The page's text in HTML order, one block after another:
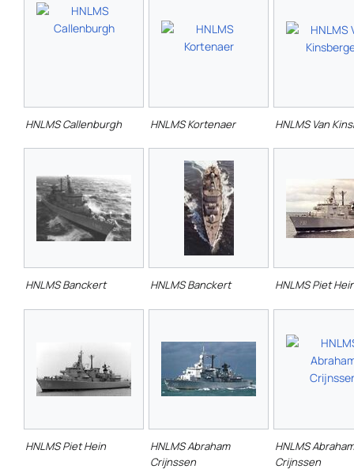
HNLMS Callenburgh HNLMS Kortenaer HNLMS Van
HNLMS Banckert HNLMS Banckert HNLMS Piet
HNLMS Piet Hein
HNLMS Abraham
Crijnssen
HNLMS Abraham
Crijnssen